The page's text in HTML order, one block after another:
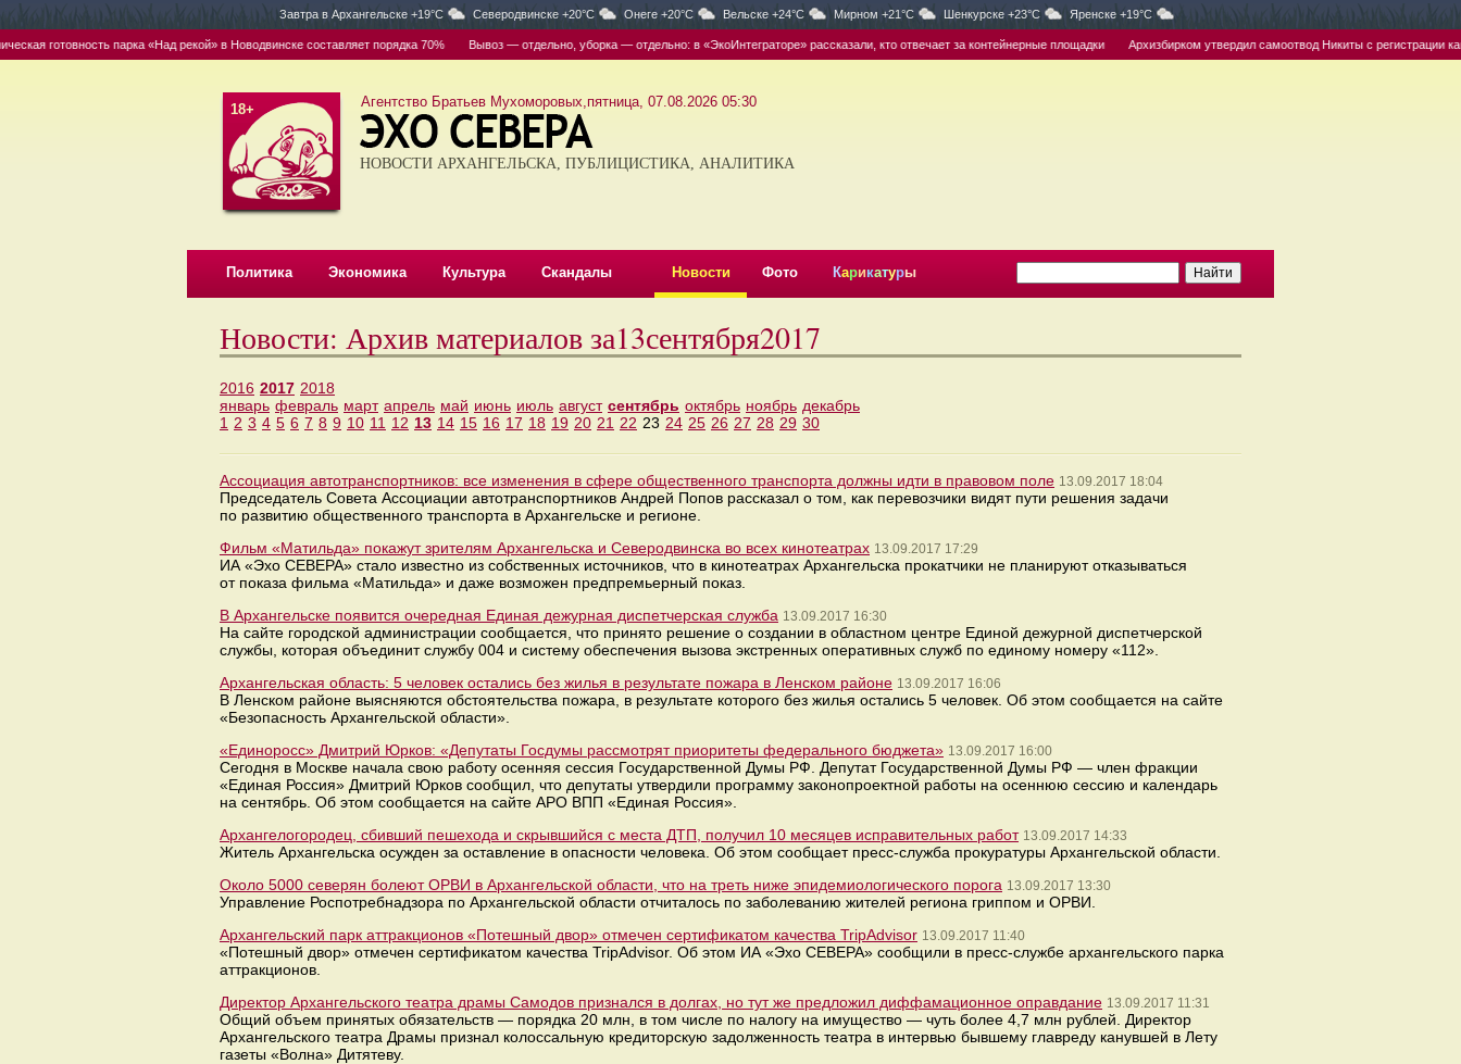
Завтра в Архангельске +19°C Северодвинске +20°C Онеге +20°C Вельске +24°C Мирном +21°C Шенкурске +23°C Яренске +19°C
готовность парка «Над рекой» в Новодвинске составляет порядка 70% Вывоз — отдельно, уборка — отдельно: в «ЭкоИнтеграторе» рассказали, кто отвечает за контейнерные площадки Архизбирком утвердил самоотвод Никиты с регистрации
18+ Агентство Братьев Мухоморовых,пятница, 07.08.2026 05:30
НОВОСТИ АРХАНГЕЛЬСКА, ПУБЛИЦИСТИКА, АНАЛИТИКА
Политика Экономика Культура Скандалы Новости Фото Карикатуры
Новости: Архив материалов за13сентября2017
2016 2017 2018
январь февраль март апрель май июнь июль август сентябрь октябрь ноябрь декабрь
1 2 3 4 5 6 7 8 9 10 11 12 13 14 15 16 17 18 19 20 21 22 23 24 25 26 27 28 29 30
Ассоциация автотранспортников: все изменения в сфере общественного транспорта должны идти в правовом поле 13.09.2017 18:04
Председатель Совета Ассоциации автотранспортников Андрей Попов рассказал о том, как перевозчики видят пути решения задачи
по развитию общественного транспорта в Архангельске и регионе.
Фильм «Матильда» покажут зрителям Архангельска и Северодвинска во всех кинотеатрах 13.09.2017 17:29
ИА «Эхо СЕВЕРА» стало известно из собственных источников, что в кинотеатрах Архангельска прокатчики не планируют отказываться
от показа фильма «Матильда» и даже возможен предпремьерный показ.
В Архангельске появится очередная Единая дежурная диспетчерская служба 13.09.2017 16:30
На сайте городской администрации сообщается, что принято решение о создании в областном центре Единой дежурной диспетчерской
службы, которая объединит службу 004 и систему обеспечения вызова экстренных оперативных служб по единому номеру «112».
Архангельская область: 5 человек остались без жилья в результате пожара в Ленском районе 13.09.2017 16:06
В Ленском районе выясняются обстоятельства пожара, в результате которого без жилья остались 5 человек. Об этом сообщается на сайте
«Безопасность Архангельской области».
«Единоросс» Дмитрий Юрков: «Депутаты Госдумы рассмотрят приоритеты федерального бюджета» 13.09.2017 16:00
Сегодня в Москве начала свою работу осенняя сессия Государственной Думы РФ. Депутат Государственной Думы РФ — член фракции
«Единая Россия» Дмитрий Юрков сообщил, что депутаты утвердили программу законопроектной работы на осеннюю сессию и календарь
на сентябрь. Об этом сообщается на сайте АРО ВПП «Единая Россия».
Архангелогородец, сбивший пешехода и скрывшийся с места ДТП, получил 10 месяцев исправительных работ 13.09.2017 14:33
Житель Архангельска осужден за оставление в опасности человека. Об этом сообщает пресс-служба прокуратуры Архангельской области.
Около 5000 северян болеют ​ОРВИ в Архангельской области, что на треть ниже эпидемиологического порога 13.09.2017 13:30
Управление Роспотребнадзора по Архангельской области отчиталось по заболеванию жителей региона гриппом и ОРВИ.
Архангельский парк аттракционов «Потешный двор» отмечен сертификатом качества TripAdvisor 13.09.2017 11:40
«Потешный двор» отмечен сертификатом качества TripAdvisor. Об этом ИА «Эхо СЕВЕРА» сообщили в пресс-службе архангельского парка
аттракционов.
Директор Архангельского театра драмы Самодов признался в долгах, но тут же предложил диффамационное оправдание 13.09.2017 11:31
Общий объем принятых обязательств — порядка 20 млн, в том числе по налогу на имущество — чуть более 4,7 млн рублей. Директор
Архангельского театра Драмы признал колоссальную кредиторскую задолженность театра в интервью бывшему главреду канувшей в Лету
газеты «Волна» Дитятеву.